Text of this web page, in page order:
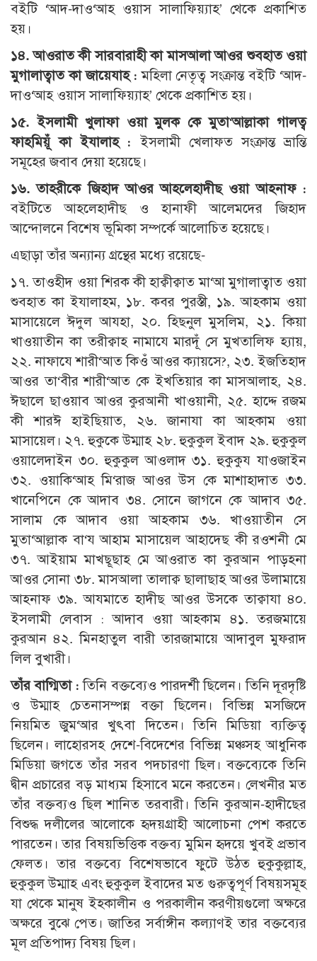
বইটি ‘আদ-দাও‘আহ ওয়াস সালাফিয়্যাহ’ থেকে প্রকাশিত
হয়।
১৪. আওরাত কী সারবারাহী কা মাসআলা আওর শুবহাত ওয়া
মুগালাত্বাত কা জায়েযাহ :মহিলা নেতৃত্ব সংক্রান্ত বইটি ‘আদ-
দাও‘আহ ওয়াস সালাফিয়্যাহ’ থেকে প্রকাশিত হয়।
১৫. ইসলামী খুলাফা ওয়া মুলক কে মুতা‘আল্লাকা গালত্ব
ফাহমিয়ূঁ কা ইযালাহ : ইসলামী খেলাফত সংক্রান্ত ভ্রান্তি
সমূহের জবাব দেয়া হয়েছে।
১৬. তাহরীকে জিহাদ আওর আহলেহাদীছ ওয়া আহনাফ :
বইটিতে আহলেহাদীছ ও হানাফী আলেমদের জিহাদ
আন্দোলনে বিশেষ ভূমিকা সম্পর্কে আলোচিত হয়েছে।
এছাড়া তাঁর অন্যান্য গ্রন্থের মধ্যে রয়েছে-
১৭. তাওহীদ ওয়া শিরক কী হাক্বীক্বাত মা‘আ মুগালাত্বাত ওয়া
শুবহাত কা ইযালাহম, ১৮. কবর পুরস্তী, ১৯. আহকাম ওয়া
মাসায়েলে ঈদুল আযহা, ২০. হিছনুল মুসলিম, ২১. কিয়া
খাওয়াতীন কা তরীক্বাহ নামাযে মারদূঁ সে মুখতালিফ হ্যায়,
২২. নাফাযে শারী‘আত কিওঁ আওর ক্যায়সে?, ২৩. ইজতিহাদ
আওর তা‘বীর শারী‘আত কে ইখতিয়ার কা মাসআলাহ, ২৪.
ঈছালে ছাওয়াব আওর কুরআনী খাওয়ানী, ২৫. হাদ্দে রজম
কী শারঈ হাইছিয়াত, ২৬. জানাযা কা আহকাম ওয়া
মাসায়েল। ২৭. হুকুকে উম্মাহ ২৮. হুকুকুল ইবাদ ২৯. হুকুকুল
ওয়ালেদাইন ৩০. হুকুকুল আওলাদ ৩১. হুকুকুয যাওজাইন
৩২. ওয়াকি‘আহ মি‘রাজ আওর উস কে মাশাহাদাত ৩৩.
খানেপিনে কে আদাব ৩৪. সোনে জাগনে কে আদাব ৩৫.
সালাম কে আদাব ওয়া আহকাম ৩৬. খাওয়াতীন সে
মুতা‘আল্লাক বা‘য আহাম মাসায়েল আহাদেছ কী রওশনী মে
৩৭. আইয়াম মাখছূছাহ মে আওরাত কা কুরআন পাড়হনা
আওর সোনা ৩৮. মাসআলা তালাক্ব ছালাছাহ আওর উলামায়ে
আহনাফ ৩৯. আযমাতে হাদীছ আওর উসকে তাক্বাযা ৪০.
ইসলামী লেবাস : আদাব ওয়া আহকাম ৪১. তরজমায়ে
কুরআন ৪২. মিনহাতুল বারী তারজামায়ে আদাবুল মুফরাদ
লিল বুখারী।
তাঁর বাগ্মিতা :তিনি বক্তব্যেও পারদর্শী ছিলেন। তিনি দূরদৃষ্টি
ও উম্মাহ চেতনাসম্পন্ন বক্তা ছিলেন। বিভিন্ন মসজিদে
নিয়মিত জুম‘আর খুৎবা দিতেন। তিনি মিডিয়া ব্যক্তিত্ব
ছিলেন। লাহোরসহ দেশে-বিদেশের বিভিন্ন মঞ্চসহ আধুনিক
মিডিয়া জগতে তাঁর সরব পদচারণা ছিল। বক্তব্যেকে তিনি
দ্বীন প্রচারের বড় মাধ্যম হিসাবে মনে করতেন। লেখনীর মত
তাঁর বক্তব্যও ছিল শানিত তরবারী। তিনি কুরআন-হাদীছের
বিশুদ্ধ দলীলের আলোকে হৃদয়গ্রাহী আলোচনা পেশ করতে
পারতেন। তার বিষয়ভিত্তিক বক্তব্য মুমিন হৃদয়ে খুবই প্রভাব
ফেলত। তার বক্তব্যে বিশেষভাবে ফুটে উঠত হুকুকুল্লাহ,
হুকুকুল উম্মাহ এবং হুকুকুল ইবাদের মত গুরুত্বপূর্ণ বিষয়সমূহ
যা থেকে মানুষ ইহকালীন ও পরকালীন করণীয়গুলো অক্ষরে
অক্ষরে বুঝে পেত। জাতির সর্বাঙ্গীন কল্যাণই তার বক্তব্যের
মূল প্রতিপাদ্য বিষয় ছিল।